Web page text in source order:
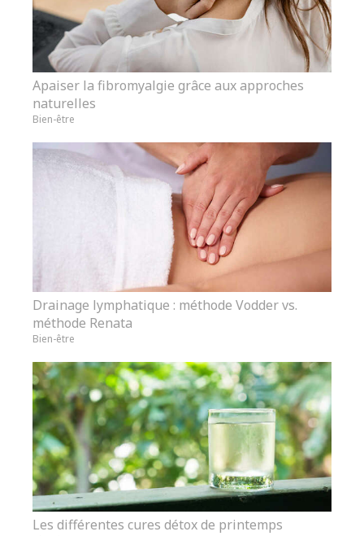
Apaiser la fibromyalgie grâce aux approches
naturelles
Bien-être
Drainage lymphatique : méthode Vodder vs.
méthode Renata
Bien-être
Les différentes cures détox de printemps